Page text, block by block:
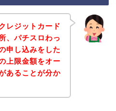
レジットカード
、パチスロわっ
申し込みをした
上限金額をオー
あることが分か